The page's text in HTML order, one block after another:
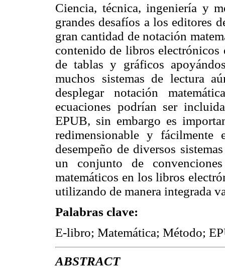
Ciencia, técnica, ingeniería y
grandes desafíos a los editores
gran cantidad de notación
contenido de libros
de tablas y gráficos
muchos sistemas de lectura
desplegar notación
ecuaciones podrían ser
EPUB, sin embargo es
redimensionable y
desempeño de diversos
un conjunto de
matemáticos en los libros
utilizando de manera integrada
Palabras clave:
E-libro; Matemática; Método;
ABSTRACT